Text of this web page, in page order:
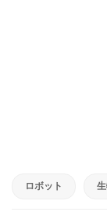
ロボット